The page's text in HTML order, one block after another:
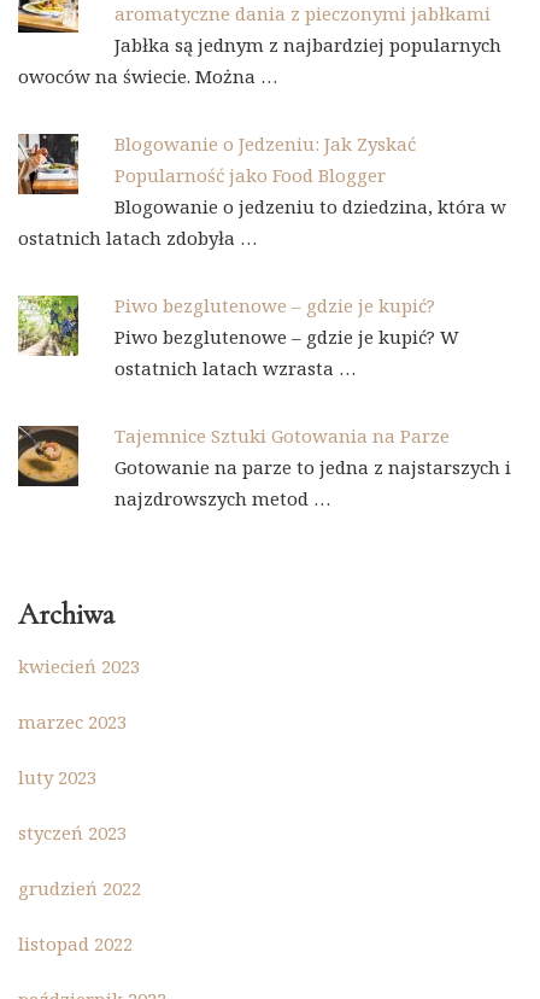
aromatyczne dania z pieczonymi jabłkami
Jabłka są jednym z najbardziej popularnych
owoców na świecie. Można …
Blogowanie o Jedzeniu: Jak Zyskać
Popularność jako Food Blogger
Blogowanie o jedzeniu to dziedzina, która w
ostatnich latach zdobyła …
Piwo bezglutenowe – gdzie je kupić?
Piwo bezglutenowe – gdzie je kupić? W
ostatnich latach wzrasta …
Tajemnice Sztuki Gotowania na Parze
Gotowanie na parze to jedna z najstarszych i
najzdrowszych metod …
Archiwa
kwiecień 2023
marzec 2023
luty 2023
styczeń 2023
grudzień 2022
listopad 2022